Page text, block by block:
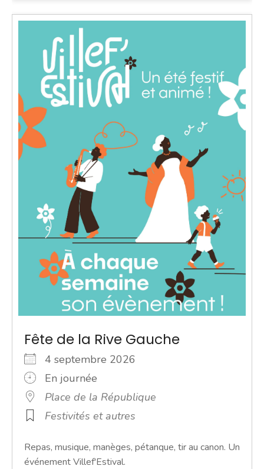
Fête de la Rive Gauche
4 septembre 2026
En journée
Place de la République
Festivités et autres
Repas, musique, manèges, pétanque, tir au canon. Un
événement Villef'Estival.